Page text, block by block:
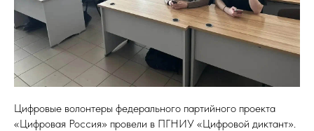
Цифровые волонтеры федерального партийного проекта
«Цифровая Россия» провели в ПГНИУ «Цифровой диктант».